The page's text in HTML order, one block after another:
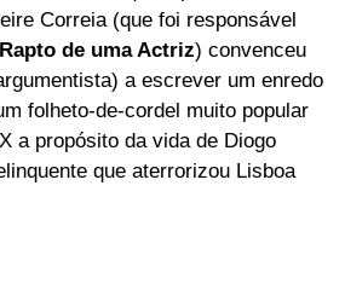
Correia (que foi responsável
de uma Actriz) convenceu
a escrever um enredo
folheto-de-cordel muito popular
a propósito da vida de Diogo
que aterrorizou Lisboa